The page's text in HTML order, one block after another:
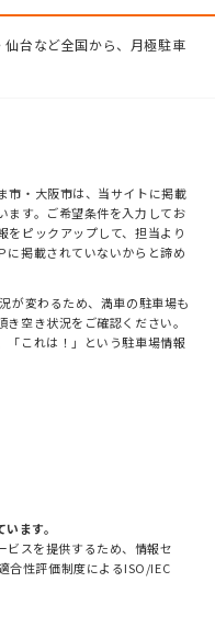
台など全国から、月極駐車
市・大阪市は、当サイトに掲載
ます。ご希望条件を入力してお
をピックアップして、担当より
に掲載されていないからと諦め
が変わるため、満車の駐車場も
空き状況をご確認ください。
「これは！」という駐車場情報
ます。
ビスを提供するため、情報セ
合性評価制度によるISO/IEC